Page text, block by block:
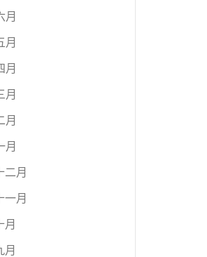
月
月
月
月
月
月
二月
一月
月
月